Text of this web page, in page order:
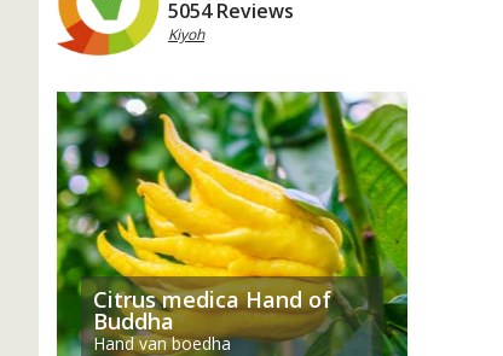
5054 Reviews
Kiyoh
Citrus medica Hand of
Buddha
Hand van boedha